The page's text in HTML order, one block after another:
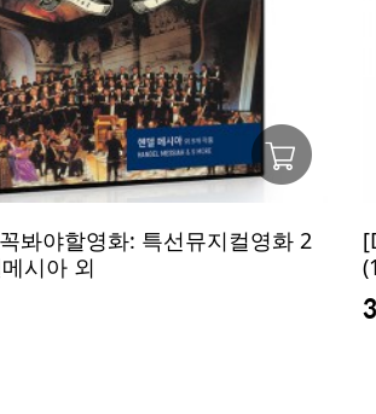
봐야할영화: 특선뮤지컬영화 2
시아 외